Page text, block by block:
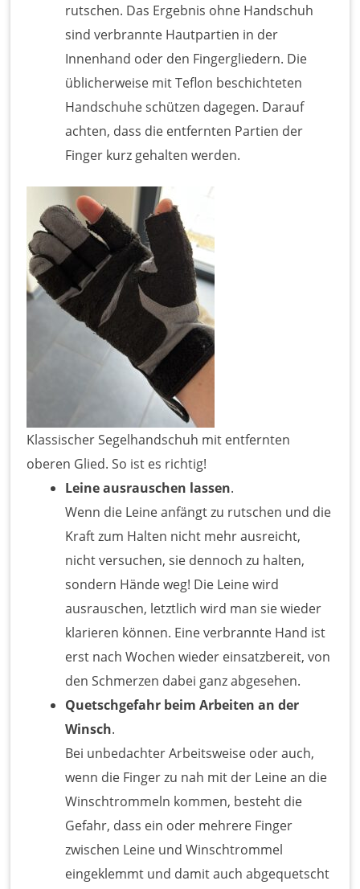
rutschen. Das Ergebnis ohne Handschuh
sind verbrannte Hautpartien in der
Innenhand oder den Fingergliedern. Die
üblicherweise mit Teflon beschichteten
Handschuhe schützen dagegen. Darauf
achten, dass die entfernten Partien der
Finger kurz gehalten werden.
Klassischer Segelhandschuh mit entfernten
oberen Glied. So ist es richtig!
Leine ausrauschen lassen.
Wenn die Leine anfängt zu rutschen und die
Kraft zum Halten nicht mehr ausreicht,
nicht versuchen, sie dennoch zu halten,
sondern Hände weg! Die Leine wird
ausrauschen, letztlich wird man sie wieder
klarieren können. Eine verbrannte Hand ist
erst nach Wochen wieder einsatzbereit, von
den Schmerzen dabei ganz abgesehen.
Quetschgefahr beim Arbeiten an der
Winsch.
Bei unbedachter Arbeitsweise oder auch,
wenn die Finger zu nah mit der Leine an die
Winschtrommeln kommen, besteht die
Gefahr, dass ein oder mehrere Finger
zwischen Leine und Winschtrommel
eingeklemmt und damit auch abgequetscht